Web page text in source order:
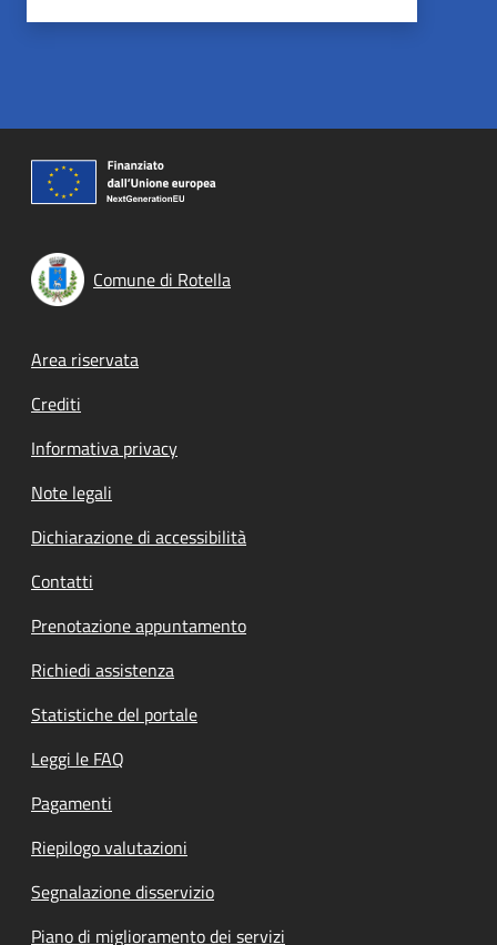
Comune di Rotella
Footer menu
Area riservata
Crediti
Informativa privacy
Note legali
Dichiarazione di accessibilità
Contatti
Prenotazione appuntamento
Richiedi assistenza
Statistiche del portale
Leggi le FAQ
Pagamenti
Riepilogo valutazioni
Segnalazione disservizio
Piano di miglioramento dei servizi